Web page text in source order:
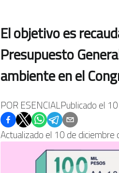
El objetivo es
Presupuesto
ambiente en el
POR ESENCIALPublicado el
Actualizado el 10 de